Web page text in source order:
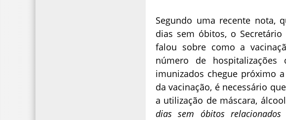
Segundo uma recente nota,
dias sem óbitos, o Secretário
falou sobre como a
número de
imunizados chegue próximo
da vacinação, é necessário
a utilização de máscara,
dias sem óbitos